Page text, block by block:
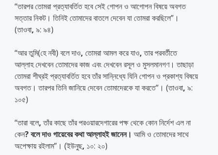
“তারপর তোমরা প্রত্যাবর্তিত হবে সেই গোপন ও আগোপন বিষয়ে অবগত
সত্তার নিকট। তিনিই তোমাদের বাতলে দেবেন যা তোমরা করছিলে”।
(তাওবা, ৯: ৯৪)
“আর তুমি(হে নবী) বলে দাও, তোমরা আমল করে যাও,তার পরবর্তীতে
আল্লাহ দেখবেন তোমাদের কাজ এবং দেখবেন রসূল ও মুসলমানগণ। তাছাড়া
তোমরা শীঘ্রই প্রত্যাবর্তিত হবে তাঁর সান্নিধ্যে যিনি গোপন ও প্রকাশ্য বিষয়ে
অবগত। তারপর তিনি জানিয়ে দেবেন তোমাদেরকে যা করতে”। (তাওবা, ৯:
১০৫)
“তারা বলে,তাঁর কাছে তাঁর পরওয়ারদেগারের পক্ষ থেকে কোন নির্দেশ এল না
কেন?বলেদাওগায়েবেরকথাআল্লাহইজানেন। আমি ও তোমাদের সাথে
অপেক্ষায় রইলাম”। (ইউনুছ, ১০: ২০)